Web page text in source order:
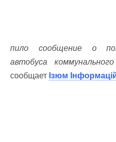
пило сообщение о
автобуса
сообщает Ізюм